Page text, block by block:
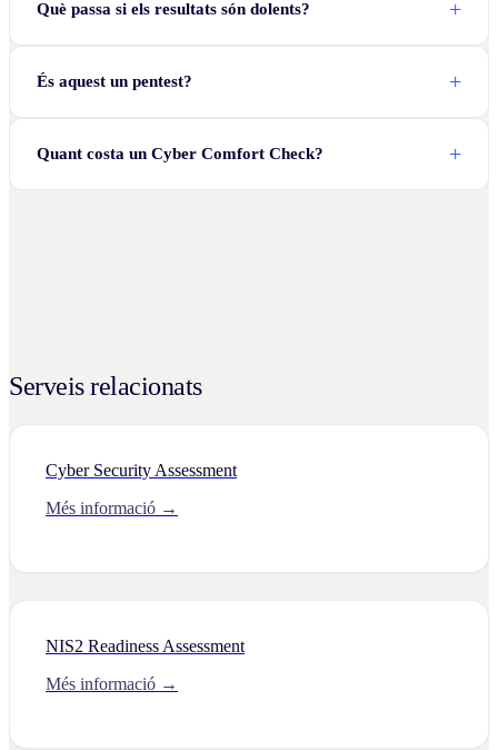
Què passa si els resultats són dolents?
És aquest un pentest?
Quant costa un Cyber Comfort Check?
Serveis relacionats
Cyber Security Assessment
Més informació →
NIS2 Readiness Assessment
Més informació →